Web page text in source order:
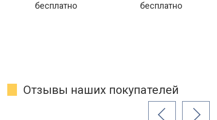
бесплатно бесплатно
Отзывы наших покупателей